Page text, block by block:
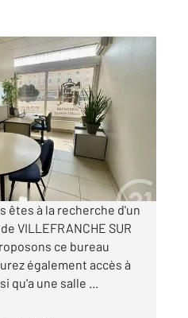
69
à louer
êtes à la recherche d'un
VILLEFRANCHE SUR
ce bureau
également accès à
qu'a une salle ...